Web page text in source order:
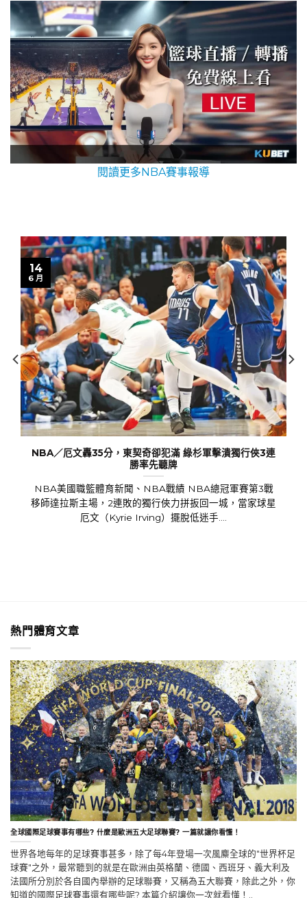
閱讀更多NBA賽事報導
NBA／厄文轟35分，東契奇卻犯滿 綠杉軍擊潰獨行俠3連
勝率先聽牌
NBA美國職籃體育新聞、NBA戰績 NBA總冠軍賽第3戰
移師達拉斯主場，2連敗的獨行俠力拼扳回一城，當家球星
厄文（Kyrie Irving）擺脫低迷手....
14
熱門體育文章
全球國際足球賽事有哪些? 什麼是歐洲五大足球聯賽? 一篇就讓你看懂！
世界各地每年的足球賽事甚多，除了每4年登場一次風麋全球的"世界杯足
球賽"之外，最常聽到的就是在歐洲由英格蘭、德國、西班牙、義大利及
法國所分別於各自國內舉辦的足球聯賽，又稱為五大聯賽，除此之外，你